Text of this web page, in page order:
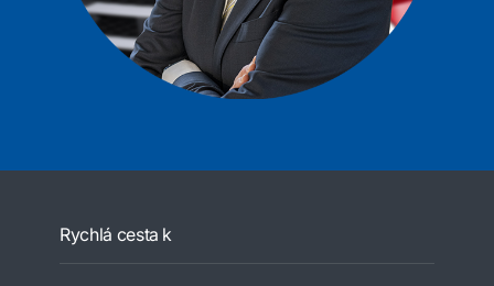
Rychlá cesta k